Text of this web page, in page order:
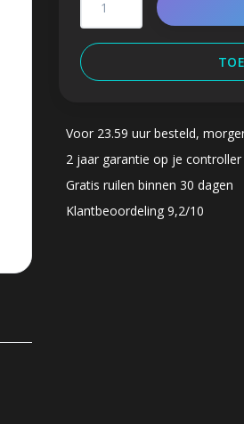
Voor 23.59 uur besteld,
2 jaar garantie op je controller
Gratis ruilen binnen 30 dagen
Klantbeoordeling 9,2/10